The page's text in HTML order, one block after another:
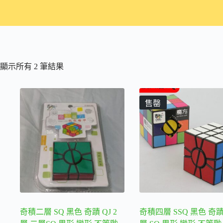
顯示所有 2 筆結果
銷
度
排
序
奇積二層 SQ 黑色 奇蹟 QJ 2
售罄
奇積四層 SSQ 黑色 奇